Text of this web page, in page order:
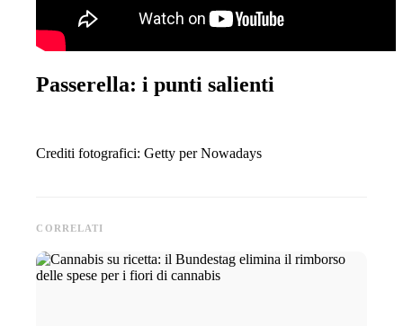
Passerella: i punti salienti
Crediti fotografici: Getty per Nowadays
CORRELATI